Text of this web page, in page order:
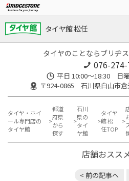
タイヤ館 松任
タイヤのことならブリヂ
076-
平日 10:00～18:30 日
〒924-0865 石川県白山市倉
タイヤ・ホイ
ール専門店の
タイヤ館
都道
府県
から
探す
石川
県の
タイ
ヤ館
タイヤ
館 松
任TOP
店舗おスス
< 前の記事へ